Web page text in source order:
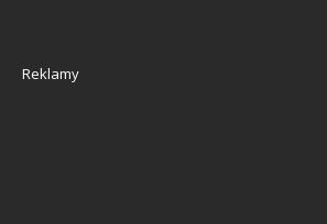
Reklamy